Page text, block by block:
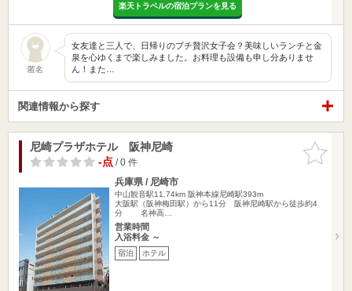
楽天トラベルの宿泊プランを見る
匿名
女友達と三人で、日帰りのプチ贅沢女子会？美味しいランチと金
泉を心ゆくまで楽しみました。お料理も設備も申し分ありませ
ん！また…
関連情報から探す
お気に入
りに追加
尼崎プラザホテル 阪神尼崎
-点/ 0 件
兵庫県 / 尼崎市
中山観音駅11.74km 阪神本線尼崎駅393m
大阪駅（阪神梅田駅）から11分 阪神尼崎駅から徒歩約4
分 名神高…
営業時間
入浴料金 ～
宿泊 ホテル